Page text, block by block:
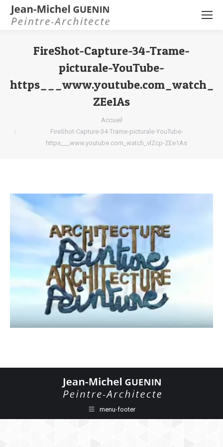
FireShot-Capture-34-Trame-
picturale-YouTube-
ZEe1As
Accueil
FireShot-Capture-34-Trame-picturale-YouTube-
https___www.youtube.com_watch_vlZcp-ZEe1As
menu-footer